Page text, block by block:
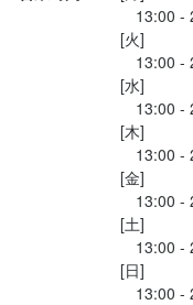
13:00 -
[火]
13:00 -
[水]
13:00 -
[木]
13:00 -
[金]
13:00 -
[土]
13:00 -
[日]
13:00 -